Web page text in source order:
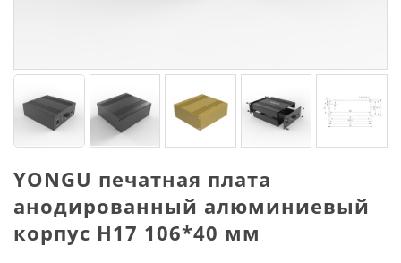
YONGU печатная плата
анодированный алюминиевый
корпус H17 106*40 мм